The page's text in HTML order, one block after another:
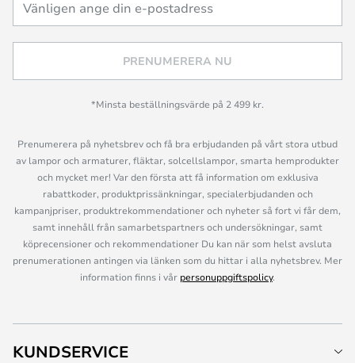
PRENUMERERA NU
*Minsta beställningsvärde på 2 499 kr.
Prenumerera på nyhetsbrev och få bra erbjudanden på vårt stora utbud
av lampor och armaturer, fläktar, solcellslampor, smarta hemprodukter
och mycket mer! Var den första att få information om exklusiva
rabattkoder, produktprissänkningar, specialerbjudanden och
kampanjpriser, produktrekommendationer och nyheter så fort vi får dem,
samt innehåll från samarbetspartners och undersökningar, samt
köprecensioner och rekommendationer Du kan när som helst avsluta
prenumerationen antingen via länken som du hittar i alla nyhetsbrev. Mer
information finns i vår personuppgiftspolicy.
KUNDSERVICE